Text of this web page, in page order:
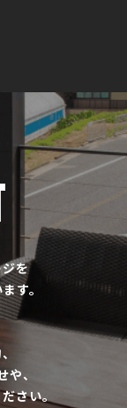
を
す。
、
さい。